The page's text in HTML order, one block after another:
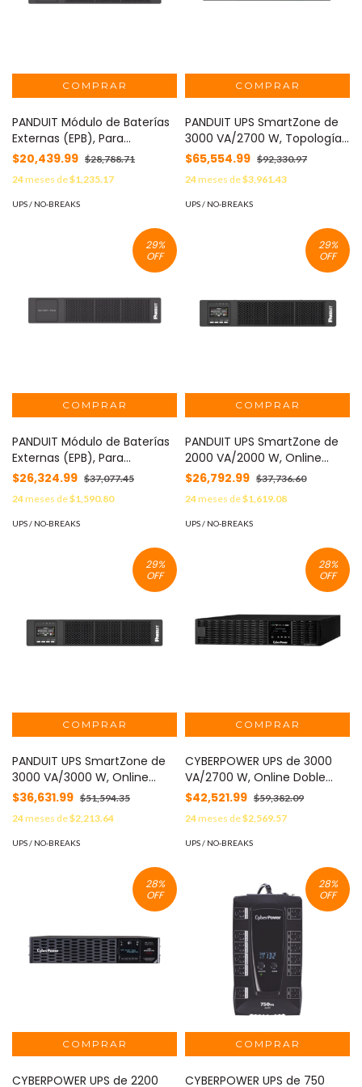
PANDUIT Módulo de Baterías
Externas (EPB), Para
Extensión de Tiempo de
Respaldo, Compatible con
UPS Topología Online de 2
kVA de Panduit MOD: UVP048
$20,439.99 $28,788.71
24meses de$1,235.17
UPS / NO-BREAKS
PANDUIT UPS SmartZone de
3000 VA/2700 W, Topología
Línea Interactiva, Entrada 120
Vca NEMA L5-30P, Onda
Senoidal Pura, 2 UR, Con 4
Tomas NEMA 5-20R y 1 NEMA
$65,554.99 $92,330.97
24meses de$3,961.43
UPS / NO-BREAKS
29%
OFF
PANDUIT Módulo de Baterías
Externas (EPB), Para
Extensión de Tiempo de
Respaldo, Compatible con
UPS Topología Online de 3
kVA de Panduit MOD: UVP072
$26,324.99 $37,077.45
24meses de$1,590.80
UPS / NO-BREAKS
29%
OFF
PANDUIT UPS SmartZone de
2000 VA/2000 W, Online
Doble Conversión, Entrada
120 Vca NEMA 5-20P, Onda
Senoidal Pura, 2 UR, Con 6
Tomas NEMA 5-20R MOD:
$26,792.99 $37,736.60
24meses de$1,619.08
UPS / NO-BREAKS
29%
OFF
PANDUIT UPS SmartZone de
3000 VA/3000 W, Online
Doble Conversión, Entrada
120 Vca NEMA L5-30P, Onda
Senoidal Pura, 2 UR, Con 4
Tomas NEMA 5-20R y 1 NEMA
$36,631.99 $51,594.35
24meses de$2,213.64
UPS / NO-BREAKS
28%
OFF
CYBERPOWER UPS de 3000
VA/2700 W, Online Doble
Conversión, Entrada 120 Vca
NEMA L5-30P, Onda Senoidal
Pura, Torre o Rack de 2 UR,
Con 6 Tomas NEMA 5-20R y 1
$42,521.99 $59,382.09
24meses de$2,569.57
UPS / NO-BREAKS
28%
OFF
CYBERPOWER UPS de 2200
28%
OFF
CYBERPOWER UPS de 750